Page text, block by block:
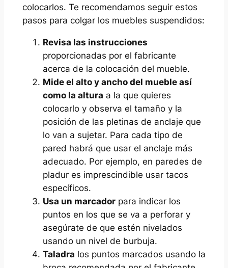
colocarlos. Te recomendamos seguir estos
pasos para colgar los muebles suspendidos:
Revisa las instrucciones
proporcionadas por el fabricante
acerca de la colocación del mueble.
Mide el alto y ancho del mueble así
como la altura a la que quieres
colocarlo y observa el tamaño y la
posición de las pletinas de anclaje que
lo van a sujetar. Para cada tipo de
pared habrá que usar el anclaje más
adecuado. Por ejemplo, en paredes de
pladur es imprescindible usar tacos
específicos.
Usa un marcadorpara indicar los
puntos en los que se va a perforar y
asegúrate de que estén nivelados
usando un nivel de burbuja.
Taladra los puntos marcados usando la